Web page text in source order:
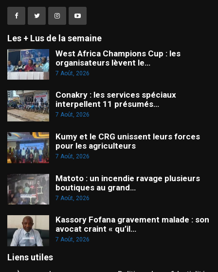
Les + Lus de la semaine
West Africa Champions Cup : les
organisateurs lèvent le…
7 Août, 2026
Conakry : les services spéciaux
interpellent 11 présumés…
7 Août, 2026
Kumy et le CRG unissent leurs forces
pour les agriculteurs
7 Août, 2026
Matoto : un incendie ravage plusieurs
boutiques au grand…
7 Août, 2026
Kassory Fofana gravement malade : son
avocat craint « qu’il…
7 Août, 2026
Liens utiles